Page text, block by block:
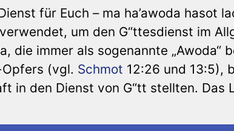
für Euch – ma ha’awoda hasot
um den G“ttesdienst im
die immer als sogenannte „Awoda“
(vgl. Schmot 12:26 und 13:5),
in den Dienst von G“tt stellten. Das